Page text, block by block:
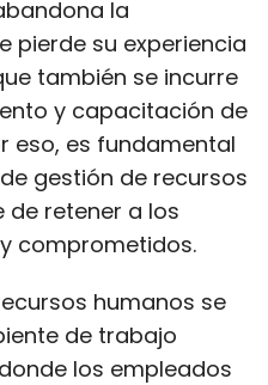
la
pierde su experiencia
también se incurre
y capacitación de
eso, es fundamental
gestión de recursos
de retener a los
comprometidos.
humanos se
de trabajo
los empleados